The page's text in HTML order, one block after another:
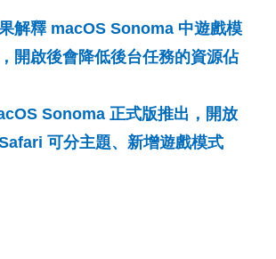
解釋 macOS Sonoma 中遊戲模
開啟後會降低後台任務的資源佔
Sonoma 正式版推出，開放
可分主題、新增遊戲模式